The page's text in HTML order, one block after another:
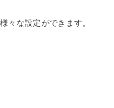
々な設定ができます。